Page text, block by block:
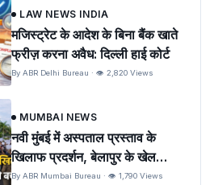
LAW NEWS INDIA
मजिस्ट्रेट के आदेश के बिना बैंक खाते
फ्रीज़ करना अवैध: दिल्ली हाई कोर्ट
By ABR Delhi Bureau · 👁 2,820 Views
MUMBAI NEWS
नवी मुंबई में अस्पताल प्रस्ताव के
खिलाफ प्रदर्शन, बेलापुर के खेल
मैदान को बचाने की मांग
By ABR Mumbai Bureau · 👁 1,790 Views